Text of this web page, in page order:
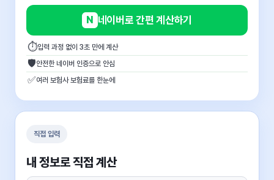
N 네이버로 간편 계산하기
⏱입력 과정 없이 3초 만에 계산
🛡안전한 네이버 인증으로 안심
✅여러 보험사 보험료를 한눈에
직접 입력
내 정보로 직접 계산